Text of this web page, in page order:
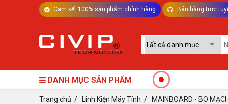
Cam kết 100% sản phẩm chính hãng Bán hàng trực
DANH MỤC SẢN PHẨM
Trang chủ / Linh Kiện Máy Tính / MAINBOARD - BO